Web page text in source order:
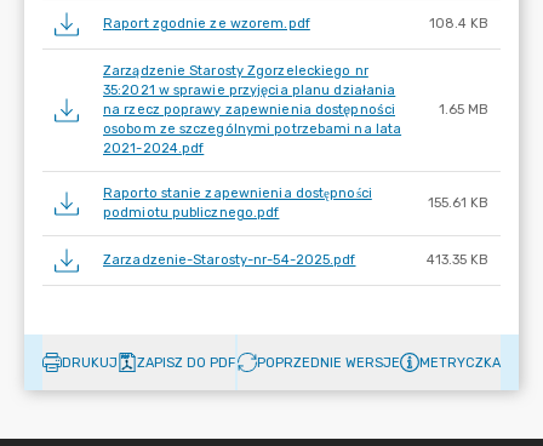
Raport zgodnie ze wzorem.pdf 108.4 KB
Zarządzenie Starosty Zgorzeleckiego nr
35:2021 w sprawie przyjęcia planu działania
na rzecz poprawy zapewnienia dostępności
osobom ze szczególnymi potrzebami na lata
2021-2024.pdf
1.65 MB
Raporto stanie zapewnienia dostępności
podmiotu publicznego.pdf
155.61 KB
Zarzadzenie-Starosty-nr-54-2025.pdf 413.35 KB
DRUKUJ ZAPISZ DO PDF POPRZEDNIE WERSJE METRYCZKA